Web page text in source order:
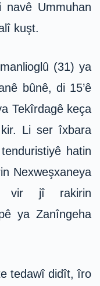
navê Ummuhan
kuşt.
(31) ya
bûnê, di 15’ê
Tekîrdagê keça
Li ser îxbara
hatin
Nexweşxaneya
vir jî rakirin
ya Zanîngeha
tedawî didît, îro